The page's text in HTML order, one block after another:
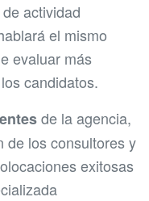
actividad
el mismo
evaluar más
candidatos.
de la agencia,
de los consultores y
exitosas